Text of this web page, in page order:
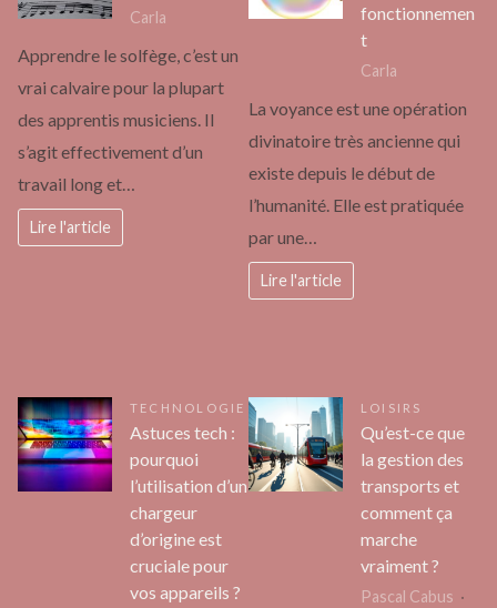
Carla
Apprendre le solfège, c’est un
vrai calvaire pour la plupart
des apprentis musiciens. Il
s’agit effectivement d’un
travail long et…
Lire l'article
fonctionnemen
t
Carla
La voyance est une opération
divinatoire très ancienne qui
existe depuis le début de
l’humanité. Elle est pratiquée
par une…
Lire l'article
TECHNOLOGIE
Astuces tech :
pourquoi
l’utilisation d’un
chargeur
d’origine est
cruciale pour
vos appareils ?
LOISIRS
Qu’est-ce que
la gestion des
transports et
comment ça
marche
vraiment ?
Pascal Cabus